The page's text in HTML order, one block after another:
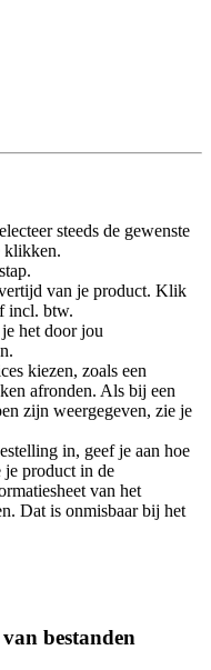
steeds de gewenste
klikken.
van je product. Klik
incl. btw.
het door jou
kiezen, zoals een
afronden. Als bij een
zijn weergegeven, zie je
in, geef je aan hoe
je product in de
van het
Dat is onmisbaar bij het
bestanden